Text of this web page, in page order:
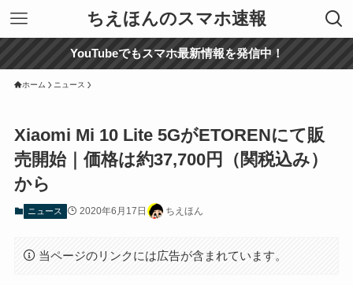
ちえほんのスマホ速報
YouTubeでもスマホ最新情報を発信中！
ホーム ニュース
Xiaomi Mi 10 Lite 5GがETORENにて販
売開始｜価格は約37,700円（関税込み）
から
ニュース 2020年6月17日 ちえほん
当ページのリンクには広告が含まれています。